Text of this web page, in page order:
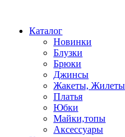
Каталог
Новинки
Блузки
Брюки
Джинсы
Жакеты, Жилеты
Платья
Юбки
Майки,топы
Аксессуары